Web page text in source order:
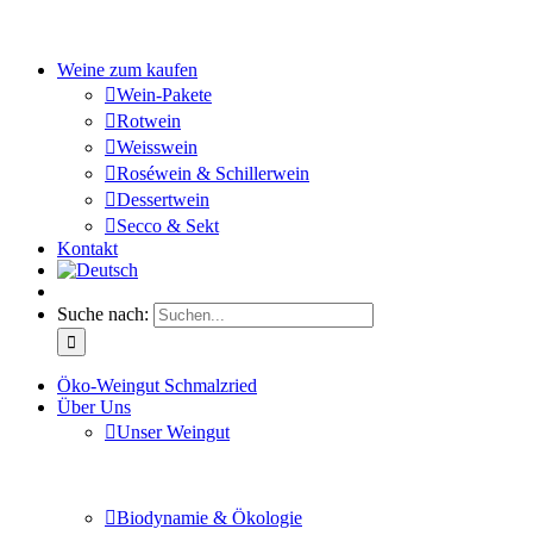
Weine zum kaufen
Wein-Pakete
Rotwein
Weisswein
Roséwein & Schillerwein
Dessertwein
Secco & Sekt
Kontakt
Suche nach:
Öko-Weingut Schmalzried
Über Uns
Unser Weingut
Biodynamie & Ökologie